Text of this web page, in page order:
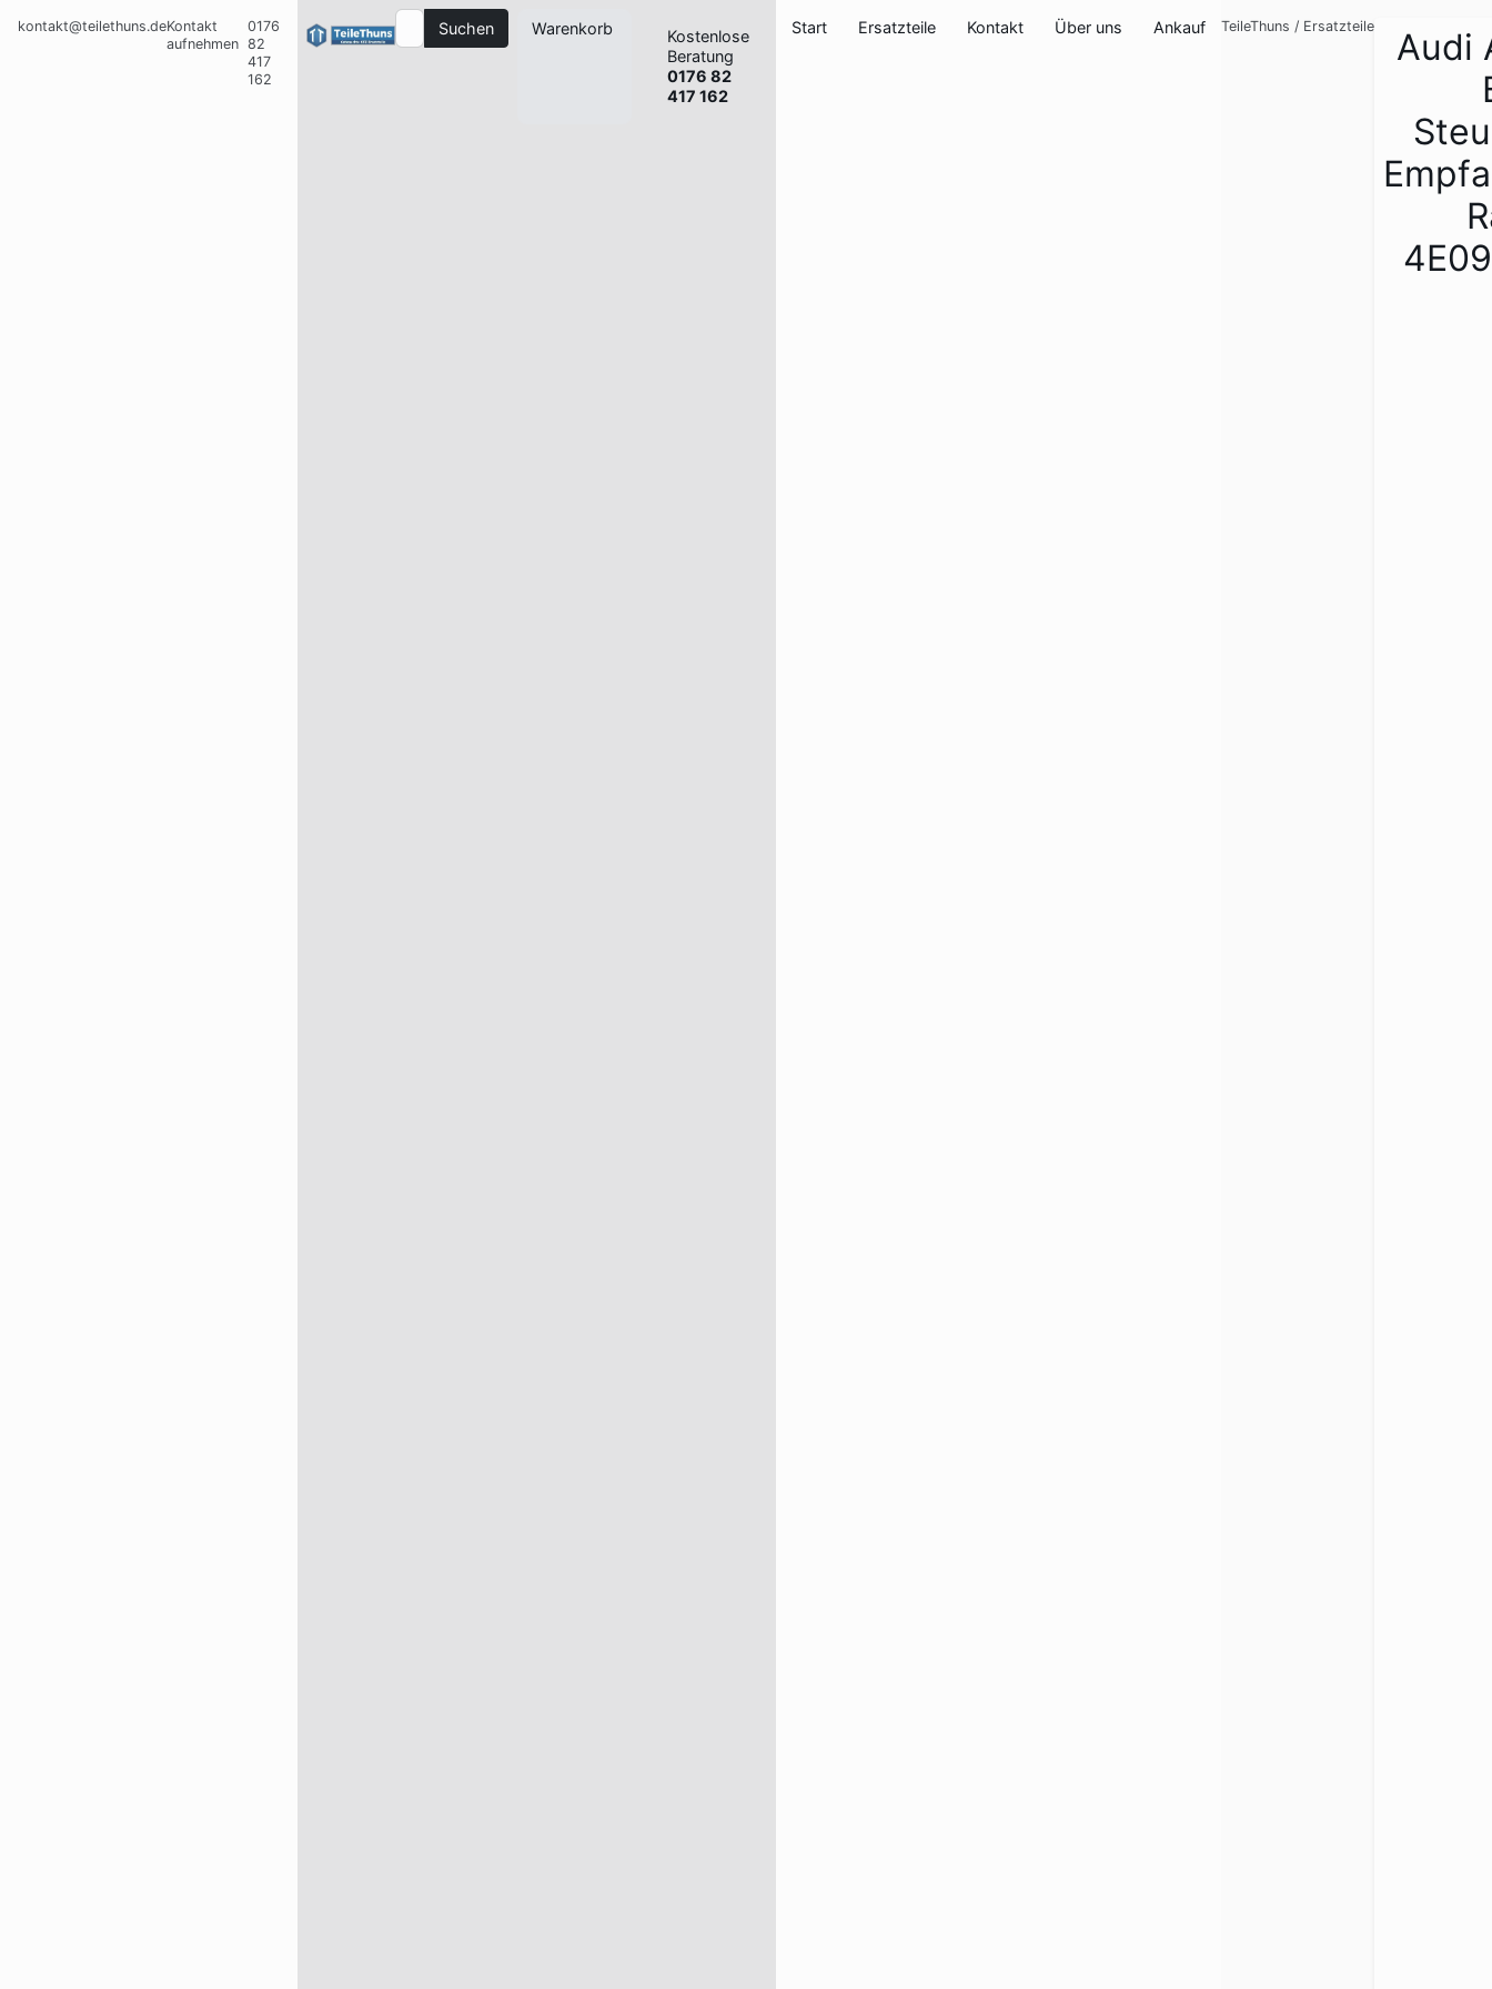
kontakt@teilethuns.deKontakt
aufnehmen
0176
82
417
162
Suchen Warenkorb
Kostenlose
Beratung
0176 82
417 162
Start Ersatzteile Kontakt Über uns Ankauf TeileThuns / Ersatzteile
Audi